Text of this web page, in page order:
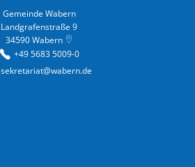
Gemeinde Wabern
Landgrafenstraße 9
34590 Wabern
+49 5683 5009-0
sekretariat@wabern.de